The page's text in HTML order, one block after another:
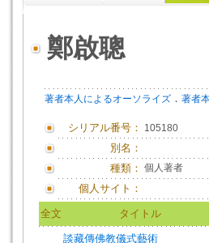
鄭啟聰
著者本人によるオーソライズ ． 著者
シリアル番号： 105180
別名：
種類： 個人著者
個人サイト：
全文 タイトル
談藏傳佛教儀式藝術